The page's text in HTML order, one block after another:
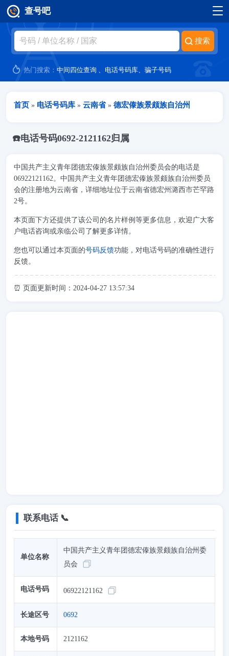
跳转到主要内容
查号吧
热门搜索：中间四位查询 、 电话号码库、骗子号码
当前位置
首页 » 电话号码库 » 云南省 » 德宏傣族景颇族自治州
☎️电话号码0692-2121162归属
中国共产主义青年团德宏傣族景颇族自治州委员会的电话是
06922121162。中国共产主义青年团德宏傣族景颇族自治州委员
会的注册地为云南省，详细地址位于云南省德宏州潞西市芒罕路
2号。
本页面下方还提供了该公司的名片样例等更多信息，欢迎广大客
户电话咨询或亲临公司了解更多详情。
您也可以通过本页面的号码反馈功能，对电话号码的准确性进行
反馈。
⏰ 页面更新时间：2024-04-27 13:57:34
联系电话 📞
单位名称
中国共产主义青年团德宏傣族景颇族自治州委
员会
电话号码 06922121162
长途区号 0692
本地号码 2121162